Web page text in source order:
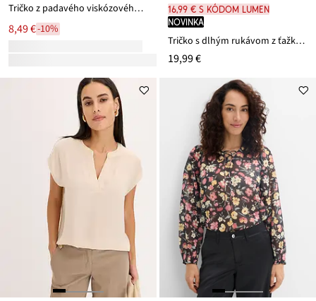
Tričko z padavého viskózového mixu
8,49 €-10%
16,99 € s kódom LUMEN
novinka
Tričko s dlhým rukávom z ťažkej bio bavlny
19,99 €